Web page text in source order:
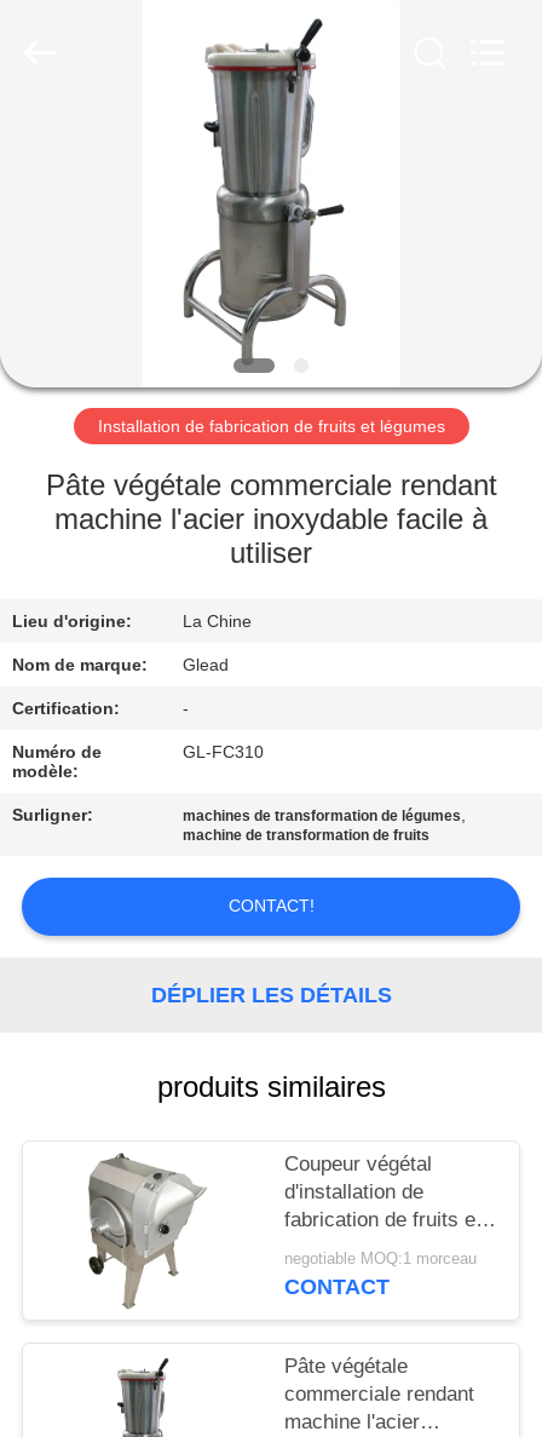
VIDÉOS
SPECTACLE
PROPOS
DE
NOUS
VISITE
DE
L'USINE
CONTRÔLE
NOUVELLES
DEMANDEZ
UN DEVIS
PLAN
Installation de fabrication de fruits et légumes
Pâte végétale commerciale rendant
machine l'acier inoxydable facile à
utiliser
Lieu d'origine: La Chine
Nom de marque: Glead
Certification: -
Numéro de
modèle:
GL-FC310
Surligner: machines de transformation de légumes,
machine de transformation de fruits
CONTACT!
DÉPLIER LES DÉTAILS
produits similaires
Coupeur végétal
d'installation de
fabrication de fruits et
légumes de l'industrie
alimentaire pour des
negotiable MOQ:1 morceau
CONTACT
Pâte végétale
commerciale rendant
machine l'acier